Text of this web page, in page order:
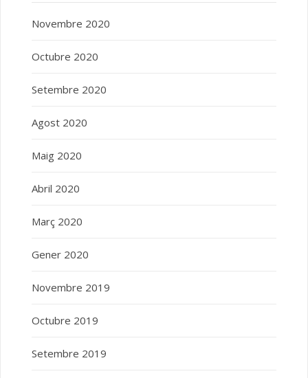
Novembre 2020
Octubre 2020
Setembre 2020
Agost 2020
Maig 2020
Abril 2020
Març 2020
Gener 2020
Novembre 2019
Octubre 2019
Setembre 2019